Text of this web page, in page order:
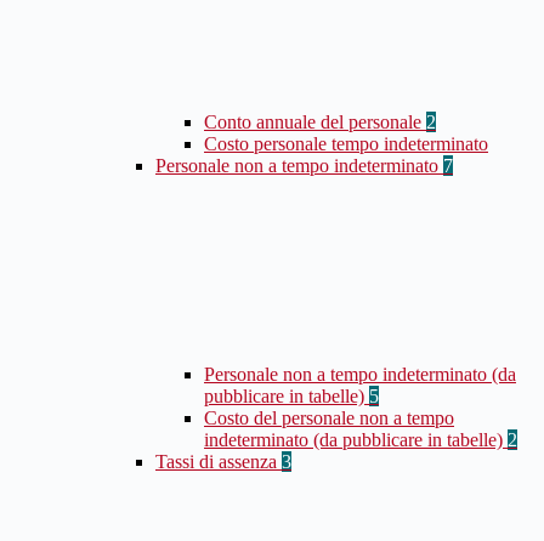
Conto annuale del personale 2
Costo personale tempo indeterminato
Personale non a tempo indeterminato 7
Personale non a tempo indeterminato (da
pubblicare in tabelle) 5
Costo del personale non a tempo
indeterminato (da pubblicare in tabelle) 2
Tassi di assenza 3